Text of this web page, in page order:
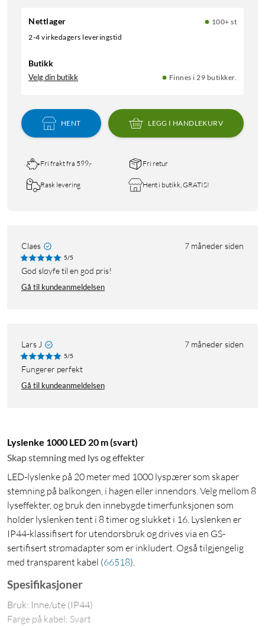
Nettlager
100+ st
2-4 virkedagers leveringstid
Butikk
Velg din butikk Finnes i 29 butikker.
HENT LEGG I HANDLEKURV
Fri frakt fra 599,- Fri retur
Rask levering Hent i butikk, GRATIS!
Claes 7 måneder siden
5/5
God sløyfe til en god pris!
Gå til kundeanmeldelsen
Lars J 7 måneder siden
5/5
Fungerer perfekt
Gå til kundeanmeldelsen
Lyslenke 1000 LED 20 m (svart)
Skap stemning med lys og effekter
LED-lyslenke på 20 meter med 1000 lyspærer som skaper
stemning på balkongen, i hagen eller innendørs. Velg mellom 8
lyseffekter, og bruk den innebygde timerfunksjonen som
holder lyslenken tent i 8 timer og slukket i 16. Lyslenken er
IP44-klassifisert for utendørsbruk og drives via en GS-
sertifisert strømadapter som er inkludert. Også tilgjengelig
med transparent kabel (66518).
Spesifikasjoner
Bruk: Inne/ute (IP44)
Farge på kabel: Svart